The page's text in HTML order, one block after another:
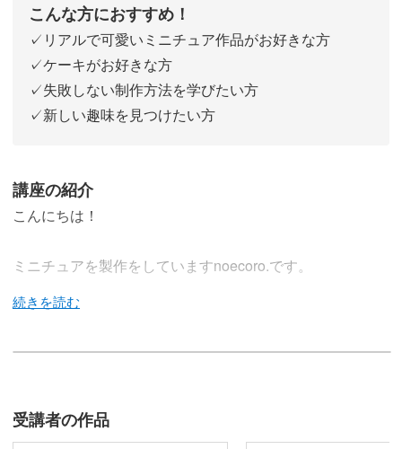
こんな方におすすめ！
✓リアルで可愛いミニチュア作品がお好きな方
✓ケーキがお好きな方
✓失敗しない制作方法を学びたい方
✓新しい趣味を見つけたい方
講座の紹介
こんにちは！
ミニチュアを製作をしていますnoecoro.です。
今回は、近年人気のネイキッドケーキの作り方をご紹介し
発のケーキのことです。
受講者の作品